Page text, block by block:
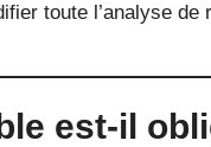
toute l’analyse de
est-il